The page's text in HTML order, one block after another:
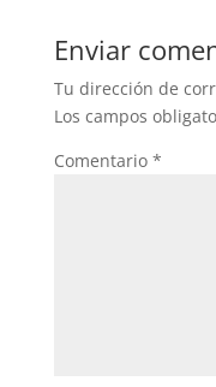
b
o
o
k
A
p
p
Enviar
Tu dirección de
Los campos
Comentario *